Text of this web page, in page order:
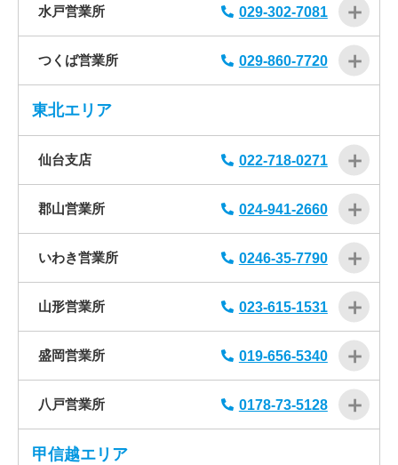
水戸営業所 029-302-7081
つくば営業所 029-860-7720
東北エリア
仙台支店 022-718-0271
郡山営業所 024-941-2660
いわき営業所 0246-35-7790
山形営業所 023-615-1531
盛岡営業所 019-656-5340
八戸営業所 0178-73-5128
甲信越エリア